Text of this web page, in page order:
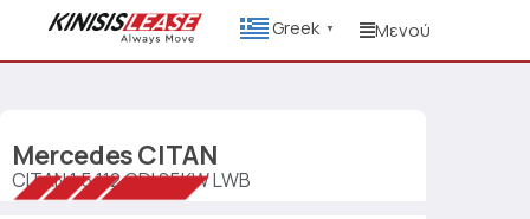
Greek ▼ Μενού
MercedesCITAN
CITAN 1.5 112 CDI 85KW LWB